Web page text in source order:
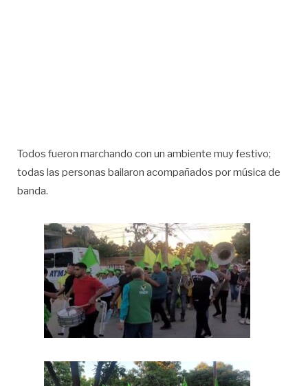
Todos fueron marchando con un ambiente muy festivo;
todas las personas bailaron acompañados por música de
banda.